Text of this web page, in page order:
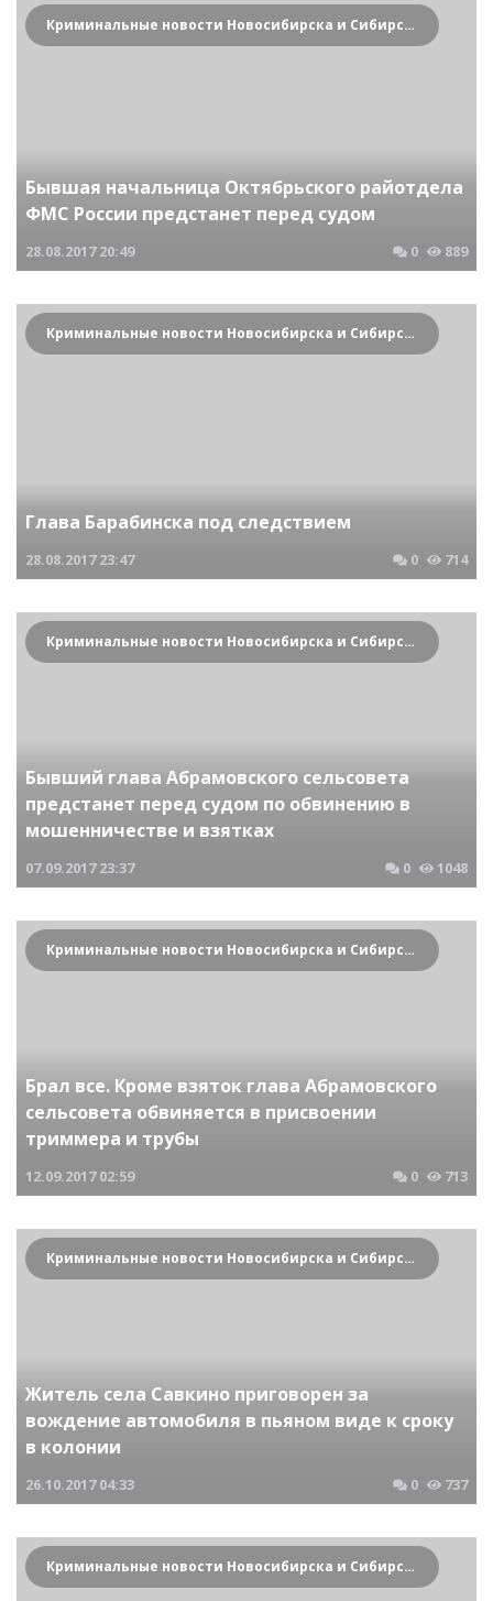
Криминальные новости Новосибирска и Сибирского региона
Бывшая начальница Октябрьского райотдела
ФМС России предстанет перед судом
28.08.2017 20:49 0 889
Криминальные новости Новосибирска и Сибирского региона
Глава Барабинска под следствием
28.08.2017 23:47 0 714
Криминальные новости Новосибирска и Сибирского региона
Бывший глава Абрамовского сельсовета
предстанет перед судом по обвинению в
мошенничестве и взятках
07.09.2017 23:37 0 1048
Криминальные новости Новосибирска и Сибирского региона
Брал все. Кроме взяток глава Абрамовского
сельсовета обвиняется в присвоении
триммера и трубы
12.09.2017 02:59 0 713
Криминальные новости Новосибирска и Сибирского региона
Житель села Савкино приговорен за
вождение автомобиля в пьяном виде к сроку
в колонии
26.10.2017 04:33 0 737
Криминальные новости Новосибирска и Сибирского региона